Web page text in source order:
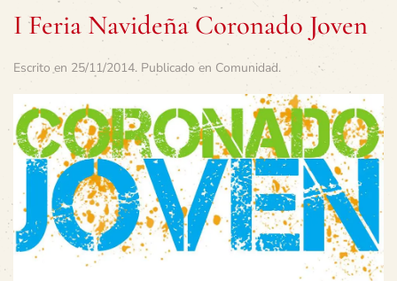
I Feria Navideña Coronado Joven
Escrito en 25/11/2014. Publicado en Comunidad.